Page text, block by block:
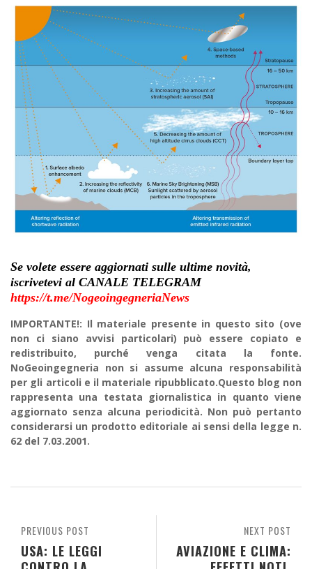
Se volete essere aggiornati sulle ultime novità,
iscrivetevi al CANALE TELEGRAM
https://t.me/NogeoingegneriaNews
IMPORTANTE!: Il materiale presente in questo sito (ove
non ci siano avvisi particolari) può essere copiato e
redistribuito, purché venga citata la fonte.
NoGeoingegneria non si assume alcuna responsabilità
per gli articoli e il materiale ripubblicato.Questo blog non
rappresenta una testata giornalistica in quanto viene
aggiornato senza alcuna periodicità. Non può pertanto
considerarsi un prodotto editoriale ai sensi della legge n.
62 del 7.03.2001.
NEXT POST
AVIAZIONE E CLIMA:
PREVIOUS POST
USA: LE LEGGI